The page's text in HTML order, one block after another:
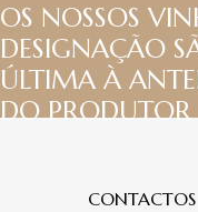
OS NOSSOS
DESIGNAÇÃO
ÚLTIMA À
DO PRODUTOR
CONTACTOS